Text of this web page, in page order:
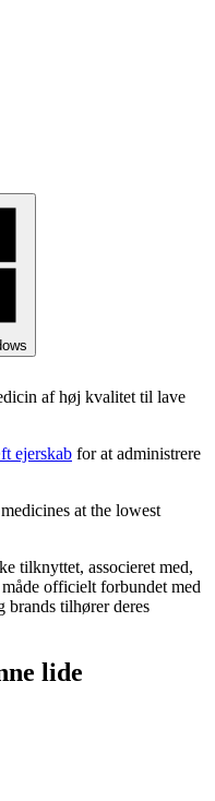
af høj kvalitet til lave
ejerskab for at administrere
at the lowest
tilknyttet, associeret med,
officielt forbundet med
tilhører deres
lide